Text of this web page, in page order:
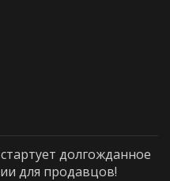
долгожданное
для продавцов!